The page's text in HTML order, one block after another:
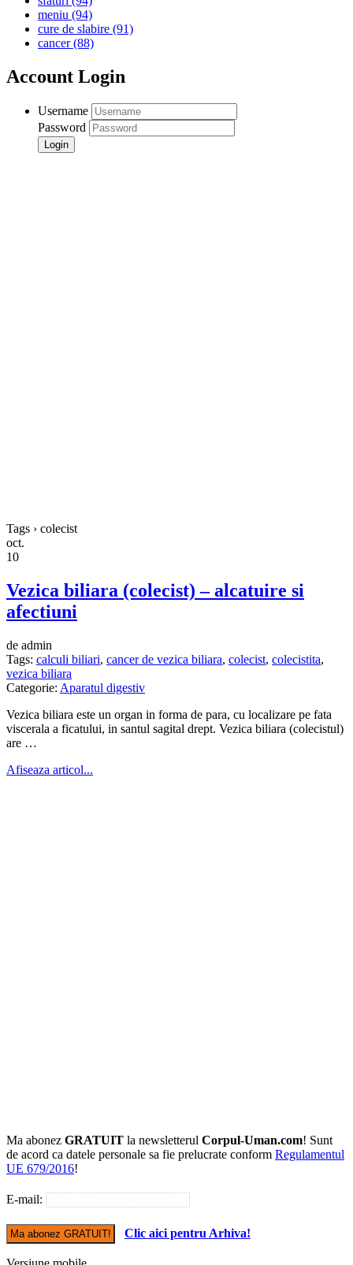
meniu (94)
cure de slabire (91)
cancer(88)
Account Login
Username
Password
Tags › colecist
oct.
10
Vezica biliara (colecist) – alcatuire si
afectiuni
de admin
Tags: calculi biliari, cancer de vezica biliara, colecist, colecistita,
vezica biliara
Categorie: Aparatul digestiv
Vezica biliara este un organ in forma de para, cu localizare pe fata
viscerala a ficatului, in santul sagital drept. Vezica biliara (colecistul)
are …
Afiseaza articol...
Ma abonez GRATUIT la newsletterul Corpul-Uman.com! Sunt
de acord ca datele personale sa fie prelucrate conform Regulamentul
UE 679/2016!
E-mail:
Clic aici pentru Arhiva!